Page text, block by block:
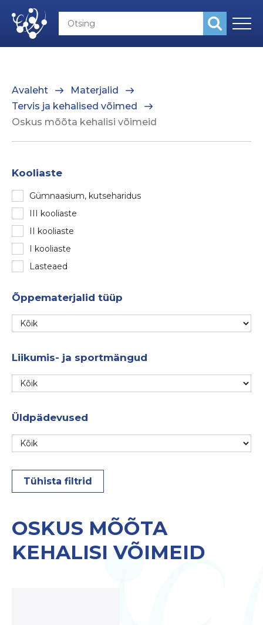
Avaleht
Materjalid
Tervis ja kehalised võimed
Oskus mõõta kehalisi võimeid
Kooliaste
Gümnaasium, kutseharidus
III kooliaste
II kooliaste
I kooliaste
Lasteaed
Õppematerjalid tüüp
Liikumis- ja sportmängud
Üldpädevused
Tühista filtrid
OSKUS MÕÕTA
KEHALISI VÕIMEID